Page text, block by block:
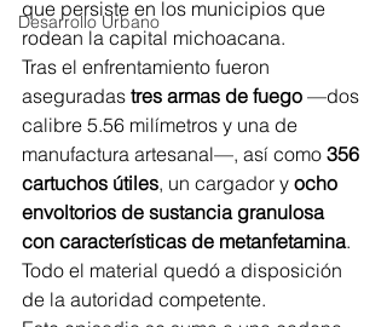
Desarrollo Urbano
que persiste en los municipios que
rodean la capital michoacana.
Tras el enfrentamiento fueron
aseguradas tres armas de fuego —dos
calibre 5.56 milímetros y una de
manufactura artesanal—, así como 356
cartuchos útiles, un cargador y ocho
envoltorios de sustancia granulosa
con características de metanfetamina.
Todo el material quedó a disposición
de la autoridad competente.